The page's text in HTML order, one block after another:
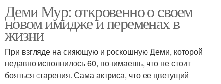
Деми Мур: откровенно о своем
новом имидже и переменах в
жизни
При взгляде на сияющую и роскошную Деми, которой
недавно исполнилось 60, понимаешь, что не стоит
бояться старения. Сама актриса, что ее цветущий